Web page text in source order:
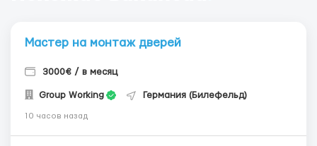
Мастер на монтаж дверей
3000€ / в месяц
Group Working Германия (Билефельд)
10 часов назад